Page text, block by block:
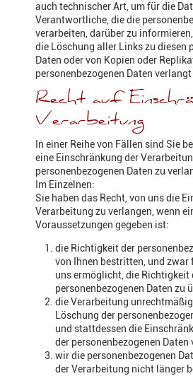
auch technischer Art, um für die
Verantwortliche, die die
verarbeiten, darüber zu
die Löschung aller Links zu diesen
Daten oder von Kopien oder
personenbezogenen Daten verlangt
Recht auf
Verarbeitung
In einer Reihe von Fällen sind Sie
eine Einschränkung der
personenbezogenen Daten zu
Im Einzelnen:
Sie haben das Recht, von uns die
Verarbeitung zu verlangen, wenn
Voraussetzungen gegeben ist:
die Richtigkeit der
von Ihnen bestritten, und zwar
uns ermöglicht, die Richtigkeit
personenbezogenen Daten zu
die Verarbeitung
Löschung der
und stattdessen die
der personenbezogenen Daten
wir die personenbezogenen
der Verarbeitung nicht länger